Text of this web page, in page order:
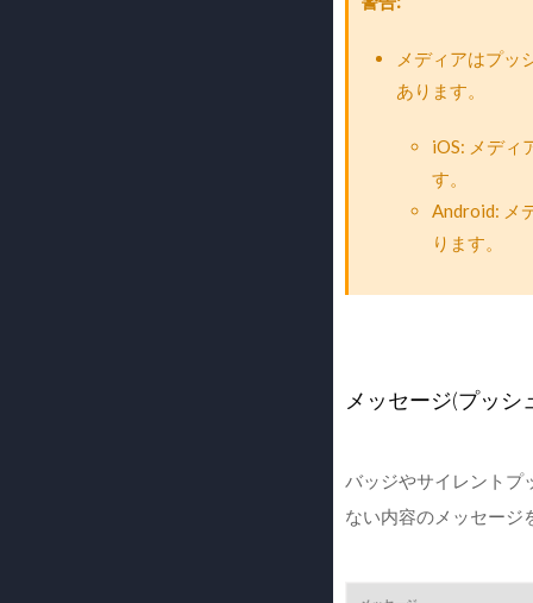
メディアはプッ
あります。
iOS: メディ
す。
Android: メ
ります。
メッセージ(プッシ
バッジやサイレントプ
ない内容のメッセージ